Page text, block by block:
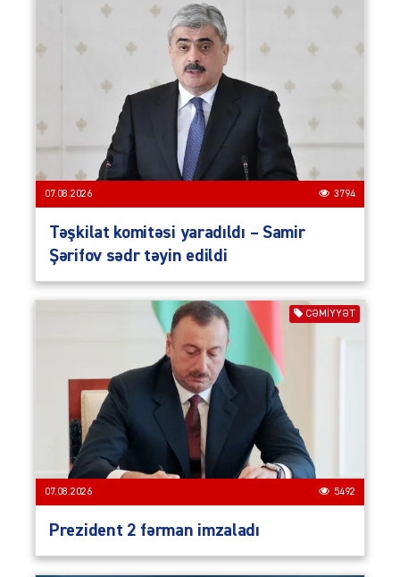
07.08.2026 3794
Təşkilat komitəsi yaradıldı – Samir
Şərifov sədr təyin edildi
CƏMIYYƏT
07.08.2026 5492
Prezident 2 fərman imzaladı